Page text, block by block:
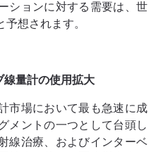
ションに対する需要は、世
想されます。
線量計の使用拡大
市場において最も急速に成
メントの一つとして台頭し
線治療、およびインターベ